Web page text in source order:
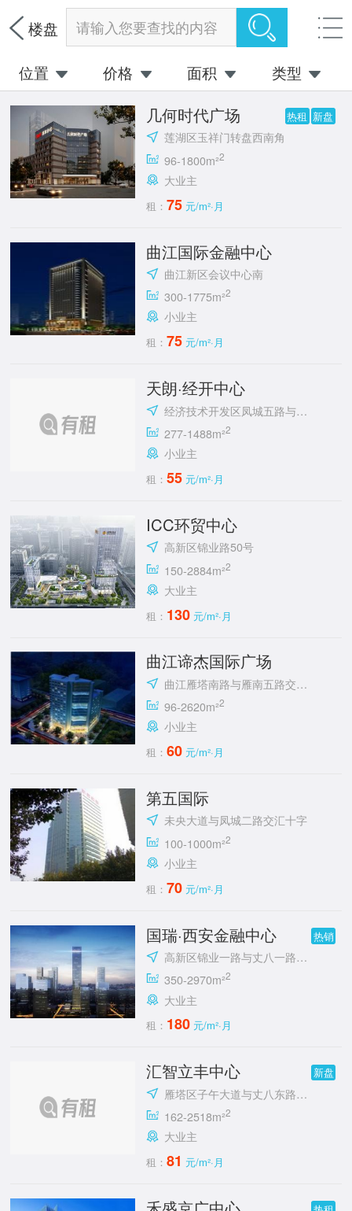
楼盘 请输入您要查找的内容
位置 价格 面积 类型
几何时代广场 热租 新盘
莲湖区玉祥门转盘西南角
96-1800m²2
大业主
租：75 元/m²·月
曲江国际金融中心
曲江新区会议中心南
300-1775m²2
小业主
租：75 元/m²·月
天朗·经开中心
经济技术开发区凤城五路与明光路十字东北角
277-1488m²2
小业主
租：55 元/m²·月
ICC环贸中心
高新区锦业路50号
150-2884m²2
大业主
租： 130 元/m²·月
曲江谛杰国际广场
曲江雁塔南路与雁南五路交汇处向西100米路南
96-2620m²2
小业主
租：60 元/m²·月
第五国际
未央大道与凤城二路交汇十字
100-1000m²2
小业主
租：70 元/m²·月
国瑞·西安金融中心 热销
高新区锦业一路与丈八一路交汇处东南角
350-2970m²2
大业主
租： 180 元/m²·月
汇智立丰中心 新盘
雁塔区子午大道与丈八东路十字立丰城
162-2518m²2
大业主
租：81 元/m²·月